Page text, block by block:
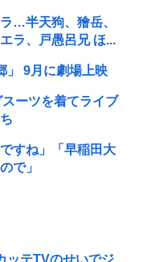
…半天狗、獪岳、
ラ、戸愚呂兄 ほ...
」 9月に劇場上映
ーツを着てライブ
すね」「早稲田大
で」